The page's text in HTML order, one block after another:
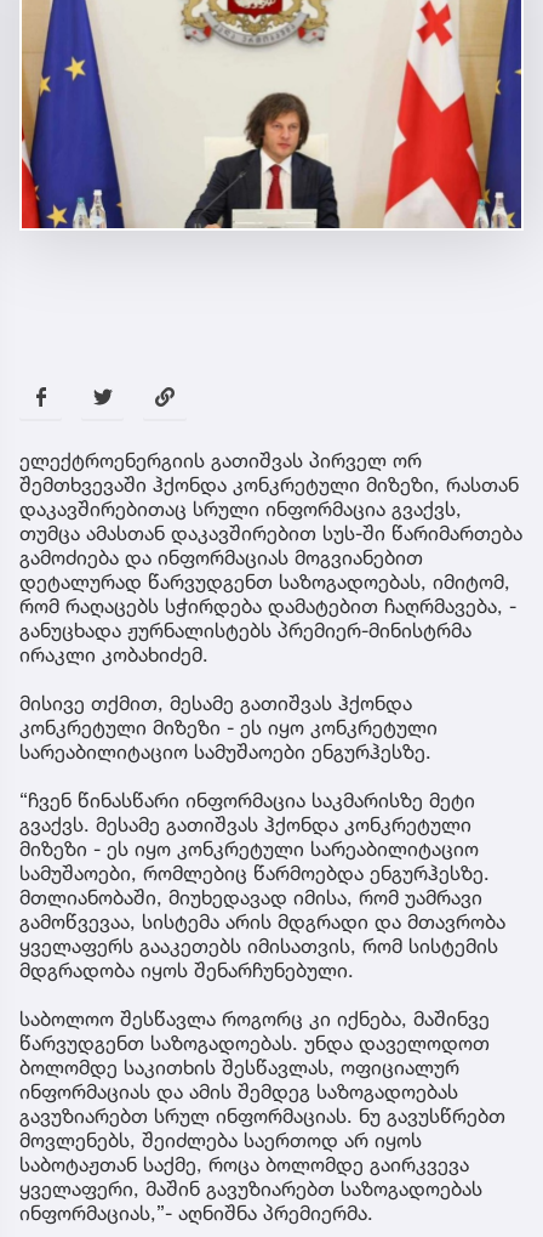
ელექტროენერგიის გათიშვას პირველ ორ
შემთხვევაში ჰქონდა კონკრეტული მიზეზი, რასთან
დაკავშირებითაც სრული ინფორმაცია გვაქვს,
თუმცა ამასთან დაკავშირებით სუს-ში წარიმართება
გამოძიება და ინფორმაციას მოგვიანებით
დეტალურად წარვუდგენთ საზოგადოებას, იმიტომ,
რომ რაღაცებს სჭირდება დამატებით ჩაღრმავება, -
განუცხადა ჟურნალისტებს პრემიერ-მინისტრმა
ირაკლი კობახიძემ.
მისივე თქმით, მესამე გათიშვას ჰქონდა
კონკრეტული მიზეზი - ეს იყო კონკრეტული
სარეაბილიტაციო სამუშაოები ენგურჰესზე.
“ჩვენ წინასწარი ინფორმაცია საკმარისზე მეტი
გვაქვს. მესამე გათიშვას ჰქონდა კონკრეტული
მიზეზი - ეს იყო კონკრეტული სარეაბილიტაციო
სამუშაოები, რომლებიც წარმოებდა ენგურჰესზე.
მთლიანობაში, მიუხედავად იმისა, რომ უამრავი
გამოწვევაა, სისტემა არის მდგრადი და მთავრობა
ყველაფერს გააკეთებს იმისათვის, რომ სისტემის
მდგრადობა იყოს შენარჩუნებული.
საბოლოო შესწავლა როგორც კი იქნება, მაშინვე
წარვუდგენთ საზოგადოებას. უნდა დაველოდოთ
ბოლომდე საკითხის შესწავლას, ოფიციალურ
ინფორმაციას და ამის შემდეგ საზოგადოებას
გავუზიარებთ სრულ ინფორმაციას. ნუ გავუსწრებთ
მოვლენებს, შეიძლება საერთოდ არ იყოს
საბოტაჟთან საქმე, როცა ბოლომდე გაირკვევა
ყველაფერი, მაშინ გავუზიარებთ საზოგადოებას
ინფორმაციას,”- აღნიშნა პრემიერმა.